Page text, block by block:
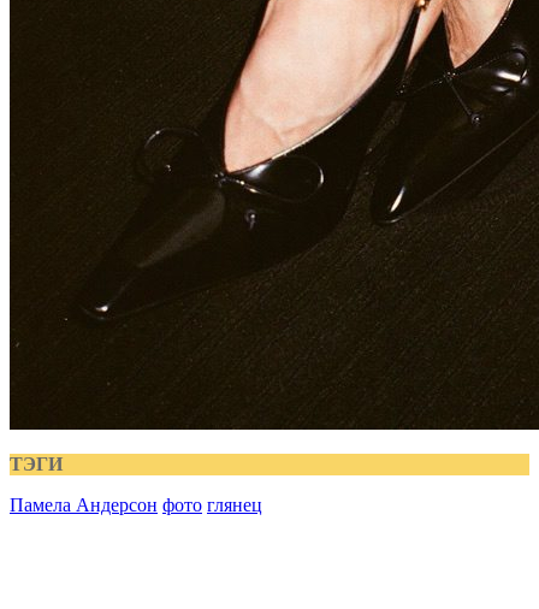
ТЭГИ
Памела Андерсон фото глянец